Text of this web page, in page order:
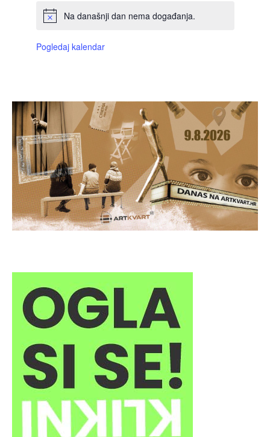
Na današnji dan nema događanja.
Pogledaj kalendar